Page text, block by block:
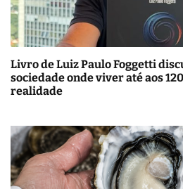
Livro de Luiz Paulo Foggetti
sociedade onde viver até aos
realidade